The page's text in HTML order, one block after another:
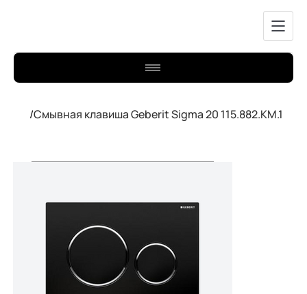
/Смывная клавиша Geberit Sigma 20 115.882.KM.1